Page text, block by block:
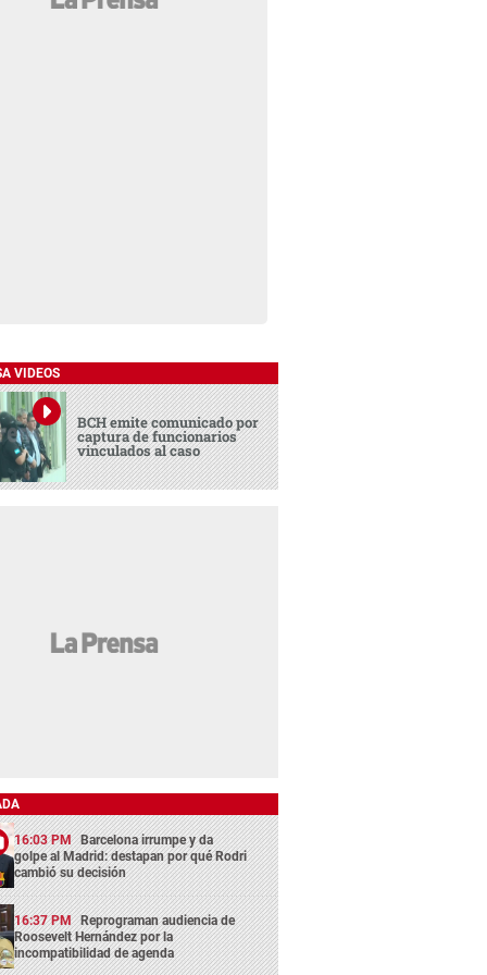
VIDEOS
BCH emite comunicado por
captura de funcionarios
vinculados al caso
16:03 PM Barcelona irrumpe y da
golpe al Madrid: destapan por qué Rodri
cambió su decisión
16:37 PM Reprograman audiencia de
Roosevelt Hernández por la
incompatibilidad de agenda